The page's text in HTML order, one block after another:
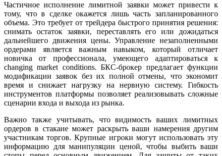
Частичное исполнение лимитной заявки может привести к
тому, что в сделке окажется лишь часть запланированного
объема. Это требует от трейдера быстрого принятия решения:
снимать остаток заявки, переставлять его или дожидаться
дальнейшего движения цены. Управление незаполненными
ордерами является важным навыком, который отличает
новичка от профессионала, умеющего адаптироваться к
changing market conditions. БКС-брокер предлагает функции
модификации заявок без их полной отмены, что экономит
время и снижает нагрузку на нервную систему. Гибкость
инструментов платформы позволяет реализовывать сложные
сценарии входа и выхода из рынка.
Важно также учитывать, что видимость ваших лимитных
ордеров в стакане может раскрыть ваши намерения другим
участникам торгов. Крупные игроки могут использовать эту
информацию для манипуляции ценой, чтобы выбить ваши